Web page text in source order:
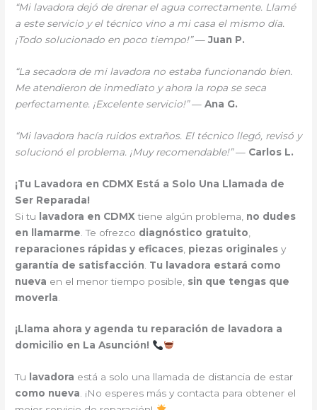
“Mi lavadora dejó de drenar el agua correctamente. Llamé
a este servicio y el técnico vino a mi casa el mismo día.
¡Todo solucionado en poco tiempo!”—Juan P.
“La secadora de mi lavadora no estaba funcionando bien.
Me atendieron de inmediato y ahora la ropa se seca
perfectamente. ¡Excelente servicio!”—Ana G.
“Mi lavadora hacía ruidos extraños. El técnico llegó, revisó y
solucionó el problema. ¡Muy recomendable!”— Carlos L.
¡Tu Lavadora en CDMX Está a Solo Una Llamada de
Ser Reparada!
Si tu lavadora en CDMX tiene algún problema, no dudes
en llamarme . Te ofrezco diagnóstico gratuito
reparaciones rápidas y eficaces piezas originales y
garantía de satisfacción Tu lavadora estará como
nueva en el menor tiempo posible, sin que tengas que
moverla
¡Llama ahora y agenda tu reparación de lavadora a
domicilio en La Asunción!
Tu lavadora está a solo una llamada de distancia de estar
como nueva. ¡No esperes más y contacta para obtener el